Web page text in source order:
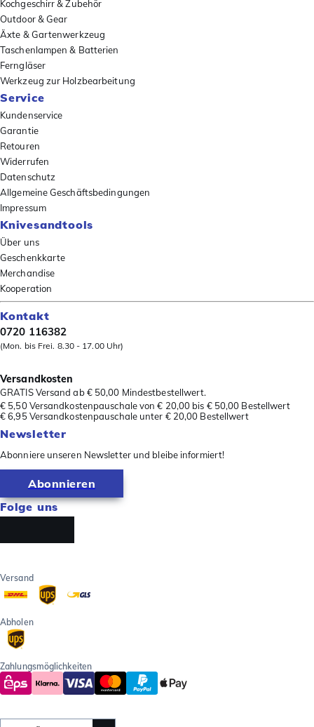
Kochgeschirr & Zubehör
Outdoor & Gear
Äxte & Gartenwerkzeug
Taschenlampen & Batterien
Ferngläser
Werkzeug zur Holzbearbeitung
Service
Kundenservice
Garantie
Retouren
Widerrufen
Datenschutz
Allgemeine Geschäftsbedingungen
Impressum
Knivesandtools
Über uns
Geschenkkarte
Merchandise
Kooperation
Kontakt
0720 116382
(Mon. bis Frei. 8.30 - 17.00 Uhr)
Versandkosten
GRATIS Versand ab € 50,00 Mindestbestellwert.
€ 5,50 Versandkostenpauschale von € 20,00 bis € 50,00 Bestellwert
€ 6,95 Versandkostenpauschale unter € 20,00 Bestellwert
Newsletter
Abonniere unseren Newsletter und bleibe informiert!
Abonnieren
Folge uns
Versand
Abholen
Zahlungsmöglichkeiten